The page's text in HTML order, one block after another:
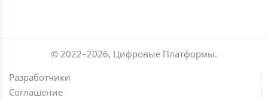
© 2022–2026, Цифровые Платформы.
Разработчики
Соглашение